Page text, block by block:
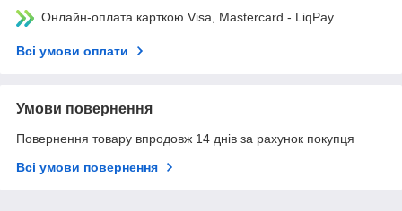
Онлайн-оплата карткою Visa, Mastercard - LiqPay
Всі умови оплати
Умови повернення
Повернення товару впродовж 14 днів за рахунок покупця
Всі умови повернення